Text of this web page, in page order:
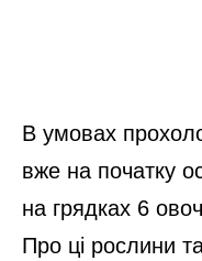
В умовах
вже на початку
на грядках 6
Про ці рослини